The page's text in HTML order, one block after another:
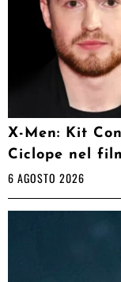
X-Men: Kit
Ciclope nel
6 AGOSTO 2026